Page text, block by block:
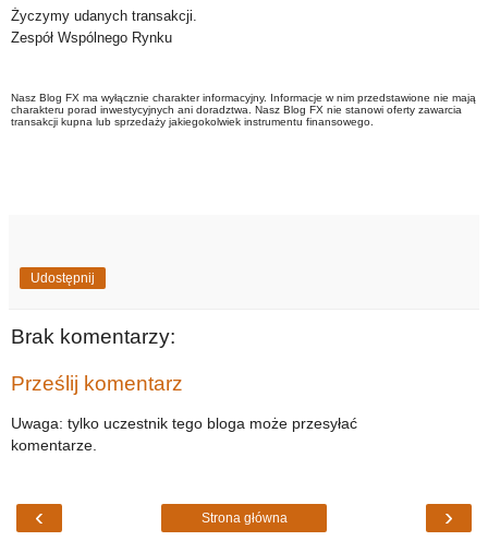
Życzymy udanych transakcji.
Zespół Wspólnego Rynku
Nasz Blog FX ma wyłącznie charakter informacyjny. Informacje w nim przedstawione nie mają
charakteru porad inwestycyjnych ani doradztwa. Nasz Blog FX nie stanowi oferty zawarcia
transakcji kupna lub sprzedaży jakiegokolwiek instrumentu finansowego.
Udostępnij
Brak komentarzy:
Prześlij komentarz
Uwaga: tylko uczestnik tego bloga może przesyłać
komentarze.
‹ ›
Strona główna